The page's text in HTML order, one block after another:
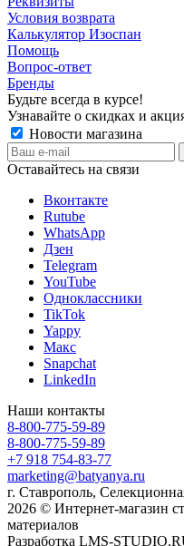
Условия возврата
Калькулятор Изоспан
Помощь
Вопрос-ответ
Бренды
Будьте всегда в курсе!
Узнавайте о скидках и
Новости магазина
Оставайтесь на связи
Вконтакте
Rutube
WhatsApp
Дзен
Telegram
YouTube
Одноклассники
TikTok
Yappy
Макс
Snapchat
LinkedIn
Наши контакты
8-800-775-59-89
8-800-775-59-89
+7 918 754-83-77
marketing@batyanya.ru
г. Ставрополь,
2026 © Интернет-магазин
материалов
Разработка LMS-